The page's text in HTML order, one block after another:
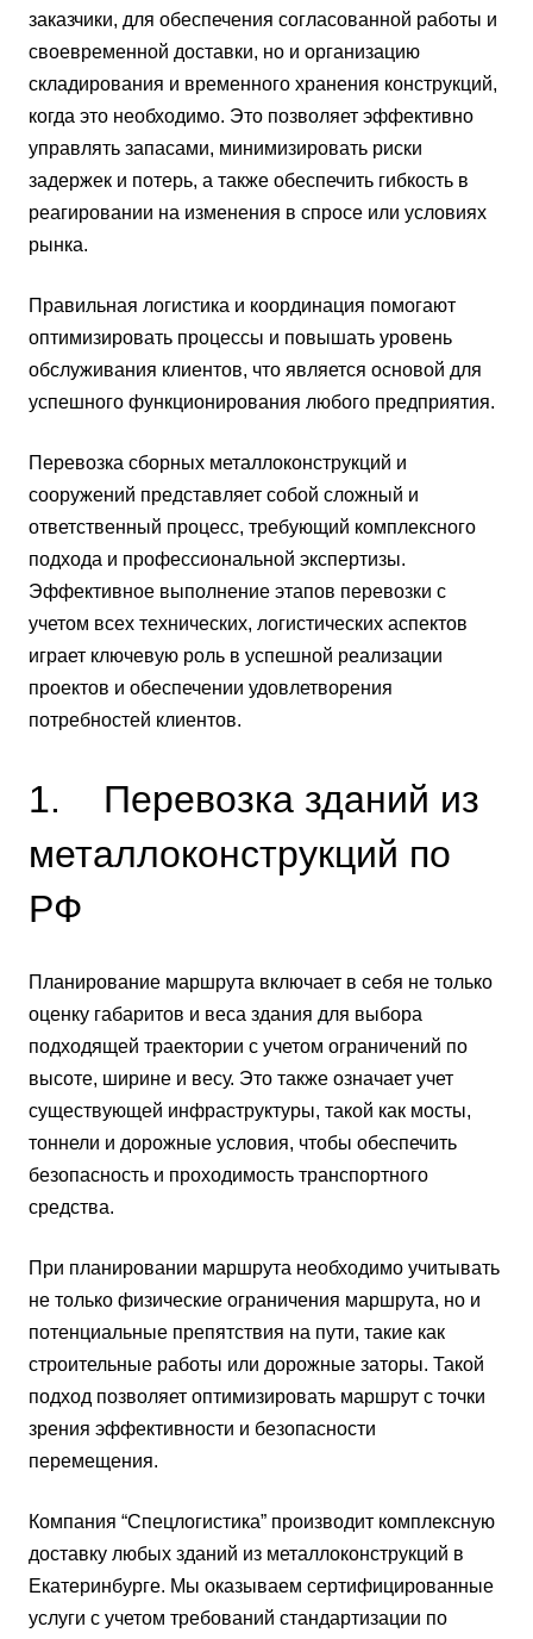
заказчики, для обеспечения согласованной работы и
своевременной доставки, но и организацию
складирования и временного хранения конструкций,
когда это необходимо. Это позволяет эффективно
управлять запасами, минимизировать риски
задержек и потерь, а также обеспечить гибкость в
реагировании на изменения в спросе или условиях
рынка.
Правильная логистика и координация помогают
оптимизировать процессы и повышать уровень
обслуживания клиентов, что является основой для
успешного функционирования любого предприятия.
Перевозка сборных металлоконструкций и
сооружений представляет собой сложный и
ответственный процесс, требующий комплексного
подхода и профессиональной экспертизы.
Эффективное выполнение этапов перевозки с
учетом всех технических, логистических аспектов
играет ключевую роль в успешной реализации
проектов и обеспечении удовлетворения
потребностей клиентов.
1. Перевозка зданий из
металлоконструкций по
РФ
Планирование маршрута включает в себя не только
оценку габаритов и веса здания для выбора
подходящей траектории с учетом ограничений по
высоте, ширине и весу. Это также означает учет
существующей инфраструктуры, такой как мосты,
тоннели и дорожные условия, чтобы обеспечить
безопасность и проходимость транспортного
средства.
При планировании маршрута необходимо учитывать
не только физические ограничения маршрута, но и
потенциальные препятствия на пути, такие как
строительные работы или дорожные заторы. Такой
подход позволяет оптимизировать маршрут с точки
зрения эффективности и безопасности
перемещения.
Компания “Спецлогистика” производит комплексную
доставку любых зданий из металлоконструкций в
Екатеринбурге. Мы оказываем сертифицированные
услуги с учетом требований стандартизации по